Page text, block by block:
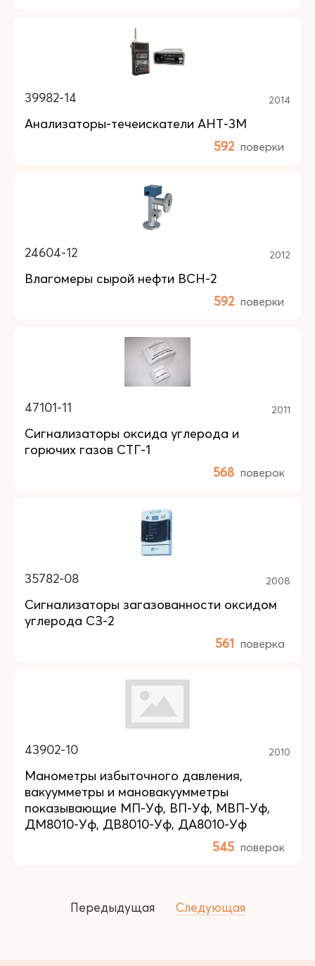
39982-14 2014
Анализаторы-течеискатели АНТ-3М
592 поверки
24604-12 2012
Влагомеры сырой нефти ВСН-2
592 поверки
47101-11 2011
Сигнализаторы оксида углерода и
горючих газов СТГ-1
568 поверок
35782-08 2008
Сигнализаторы загазованности оксидом
углерода СЗ-2
561 поверка
43902-10 2010
Манометры избыточного давления,
вакуумметры и мановакуумметры
показывающие МП-Уф, ВП-Уф, МВП-Уф,
ДМ8010-Уф, ДВ8010-Уф, ДА8010-Уф
545 поверок
Передыдущая Следующая